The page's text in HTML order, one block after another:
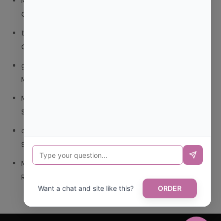
COMPUESTO O TRIBEDOCE DX?
trolls_pipis
O TRIBEDOCE DX?
giovannaservin220
MUNICIPIO?
Mariana Pozo
SANITARIA CANARIA?
carmenharacil
SANITARIA CANARIA?
Mariana Pozoen¿CUAL ES CODIGO POSTAL DE
REPUBLICA DOMINICANA?
Want a chat and site like this? ORDER